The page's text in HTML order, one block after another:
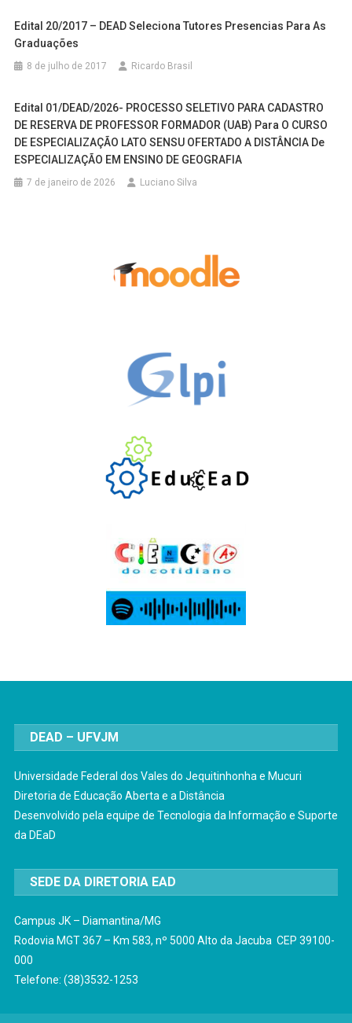
Edital 20/2017 – DEAD Seleciona Tutores Presencias Para As
Graduações
8 de julho de 2017 Ricardo Brasil
Edital 01/DEAD/2026- PROCESSO SELETIVO PARA CADASTRO
DE RESERVA DE PROFESSOR FORMADOR (UAB) Para O CURSO
DE ESPECIALIZAÇÃO LATO SENSU OFERTADO A DISTÂNCIA De
ESPECIALIZAÇÃO EM ENSINO DE GEOGRAFIA
7 de janeiro de 2026 Luciano Silva
DEAD – UFVJM
Universidade Federal dos Vales do Jequitinhonha e Mucuri
Diretoria de Educação Aberta e a Distância
Desenvolvido pela equipe de Tecnologia da Informação e Suporte
da DEaD
SEDE DA DIRETORIA EAD
Campus JK – Diamantina/MG
Rodovia MGT 367 – Km 583, nº 5000 Alto da Jacuba CEP 39100-
000
Telefone: (38)3532-1253